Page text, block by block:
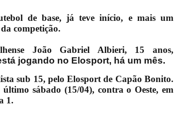
de base, já teve início, e mais um
competição.
João Gabriel Albieri, 15 anos,
jogando no Elosport, há um mês.
sub 15, pelo Elosport de Capão Bonito.
sábado (15/04), contra o Oeste, em
1.